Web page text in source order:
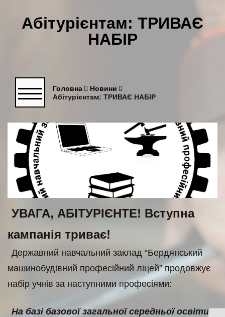
Абітурієнтам: ТРИВАЄ
НАБІР
Головна
Новини
Абітурієнтам: ТРИВАЄ НАБІР
УВАГА, АБІТУРІЄНТЕ! Вступна
кампанія триває!
Державний навчальний заклад “Бердянський
машинобудівний професійний ліцей” продовжує
набір учнів за наступними професіями:
На базі базової загальної середньої освіти